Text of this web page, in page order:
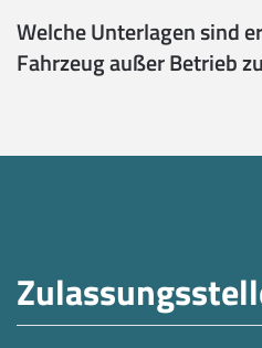
Welche Unterlagen sind
Fahrzeug außer Betrieb